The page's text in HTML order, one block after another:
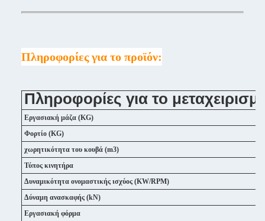
Πληροφορίες για το προϊόν:
Πληροφορίες για το
Εργασιακή μάζα (KG)
Φορτίο (KG)
χωρητικότητα του κουβά (m3)
Τύπος κινητήρα
Δυναμικότητα ονομαστικής ισχύος (KW/RPM)
Δύναμη ανασκαφής (kN)
Εργασιακή φόρμα